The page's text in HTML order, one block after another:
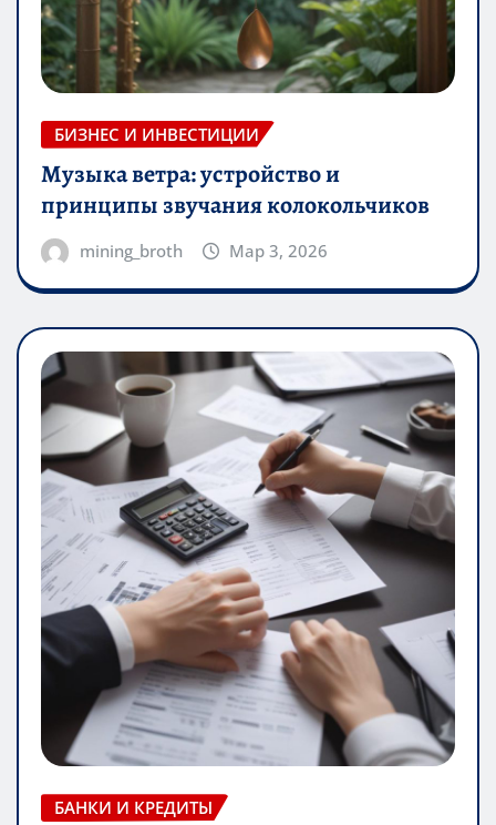
БИЗНЕС И ИНВЕСТИЦИИ
Музыка ветра: устройство и
принципы звучания колокольчиков
mining_broth Мар 3, 2026
БАНКИ И КРЕДИТЫ